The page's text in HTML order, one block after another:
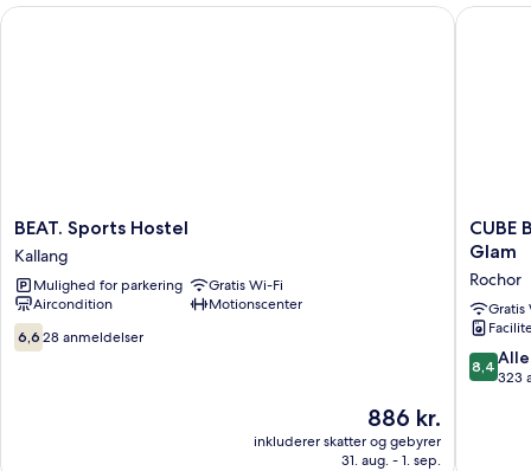
BEAT.
Sports
Hostel
Kallang
BEAT. Sports Hostel
Kallang
Mulighed for parkering
Gratis Wi-Fi
Aircondition
Motionscenter
6.6
ud
6,6 28 anmeldelser
Prisen
886 kr.
886 kr.
inkluderer skatter og gebyrer
31. aug. - 1. sep.
BEAT. Sports Hostel
CUBE
Hotel
@
Glam
Rochor
CUBE
Glam
Rochor
Gratis
8.4
ud
8,4
323
CUBE